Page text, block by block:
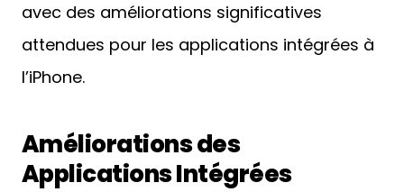
avec des améliorations significatives
attendues pour les applications intégrées à
l’iPhone.
Améliorations des
Applications Intégrées